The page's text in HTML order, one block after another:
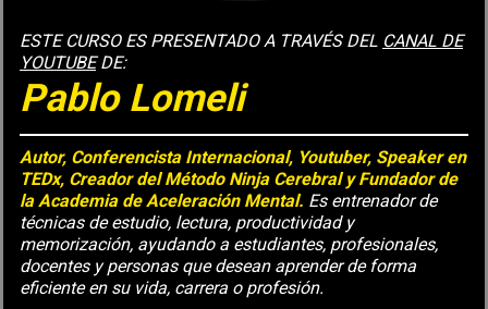
ESTE CURSO ES PRESENTADO A TRAVÉS DEL CANAL DE
YOUTUBE DE:
Pablo Lomeli
Autor, Conferencista Internacional, Youtuber, Speaker en
TEDx, Creador del Método Ninja Cerebral y Fundador de
la Academia de Aceleración Mental. Es entrenador de
técnicas de estudio, lectura, productividad y
memorización, ayudando a estudiantes, profesionales,
docentes y personas que desean aprender de forma
eficiente en su vida, carrera o profesión.